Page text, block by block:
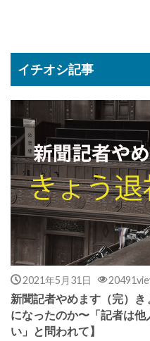
イチオシ記事
2021年5月31日
新聞記者やめます（完）
になったのか〜「記者は
い」と問われて】